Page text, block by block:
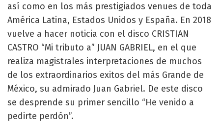
así como en los más prestigiados venues de toda
América Latina, Estados Unidos y España. En 2018
vuelve a hacer noticia con el disco CRISTIAN
CASTRO “Mi tributo a” JUAN GABRIEL, en el que
realiza magistrales interpretaciones de muchos
de los extraordinarios exitos del más Grande de
México, su admirado Juan Gabriel. De este disco
se desprende su primer sencillo “He venido a
pedirte perdón”.